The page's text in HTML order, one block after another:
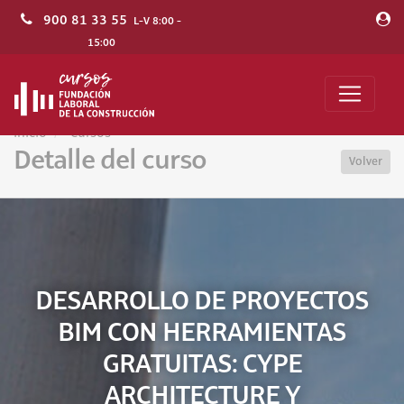
900 81 33 55 L-V 8:00 -
15:00
Inicio Cursos
Detalle del curso Volver
DESARROLLO DE PROYECTOS
BIM CON HERRAMIENTAS
GRATUITAS: CYPE
ARCHITECTURE Y